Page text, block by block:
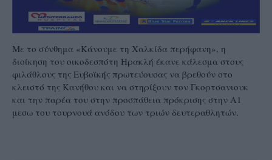
Με το σύνθημα «Κάνουμε τη Χαλκίδα περήφανη», η
διοίκηση του οικοδεσπότη Ηρακλή έκανε κάλεσμα στους
φιλάθλους της Ευβοϊκής πρωτεύουσας να βρεθούν στο
κλειστό της Κανήθου και να στηρίξουν τον Γκορτσανιουκ
και την παρέα του στην προσπάθεια πρόκρισης στην Α1
μεσω του τουρνουά ανόδου των τριών δευτεραθλητών.